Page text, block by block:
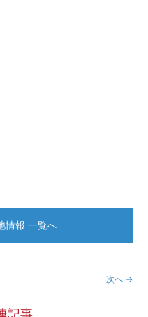
次へ →
情報 一覧へ
記事